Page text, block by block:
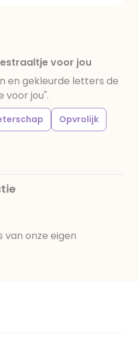
voor jou
en gekleurde letters de
voor jou".
Opvrolijk
van onze eigen